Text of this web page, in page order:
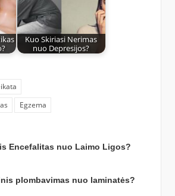
Kuo Skiriasi Nerimas
nuo Depresijos?
Egzema
Encefalitas nuo Laimo Ligos?
plombavimas nuo laminatės?